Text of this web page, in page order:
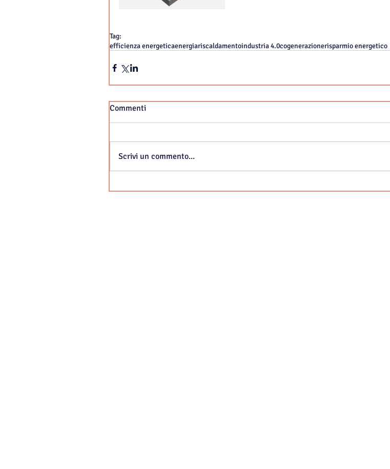
Tag:
efficienza energeticaenergiariscaldamentoindustria 4.0cogenerazionerisparmio energetico
Commenti
Scrivi un commento...